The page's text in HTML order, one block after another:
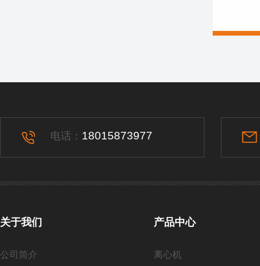
电话： 18015873977
关于我们
公司简介
产品中心
离心机